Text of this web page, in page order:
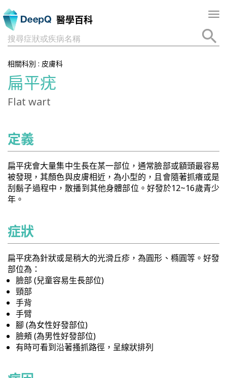
醫學百科
搜尋症狀或疾病名稱
相關科別 : 皮膚科
扁平疣
Flat wart
定義
扁平疣會大量集中生長在某一部位，通常臉部或額頭最容易
被發現，其顏色與皮膚相近，為小型的，且會隨著抓癢或是
刮鬍子過程中，散播到其他身體部位。好發於12~16歲青少
年。
症狀
扁平疣為針狀或是稍大的光滑丘疹，為圓形、橢圓等。好發
部位為：
臉部 (兒童容易生長部位)
頸部
手背
手臂
腳 (為女性好發部位)
臉頰 (為男性好發部位)
有時可看到沿著搔抓路徑，呈線狀排列